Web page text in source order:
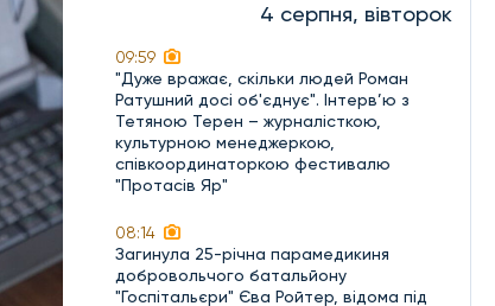
4 серпня, вівторок
09:59
"Дуже вражає, скільки людей Роман
Ратушний досі об'єднує". Інтерв’ю з
Тетяною Терен – журналісткою,
культурною менеджеркою,
співкоординаторкою фестивалю
"Протасів Яр"
08:14
Загинула 25-річна парамедикиня
добровольчого батальйону
"Госпітальєри" Єва Ройтер, відома під